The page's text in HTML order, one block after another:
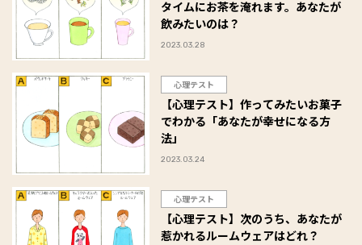
タイムにお茶を淹れます。あなたが
飲みたいのは？
2023.03.28
心理テスト
【心理テスト】作ってみたいお菓子
でわかる「あなたが幸せになる方
法」
2023.03.24
心理テスト
【心理テスト】次のうち、あなたが
惹かれるルームウェアはどれ？